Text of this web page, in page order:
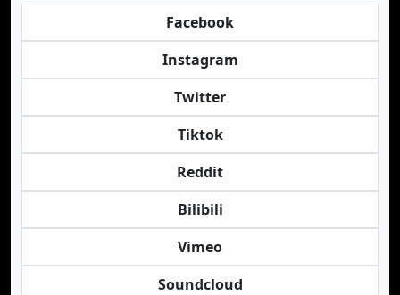
Facebook
Instagram
Twitter
Tiktok
Reddit
Bilibili
Vimeo
Soundcloud